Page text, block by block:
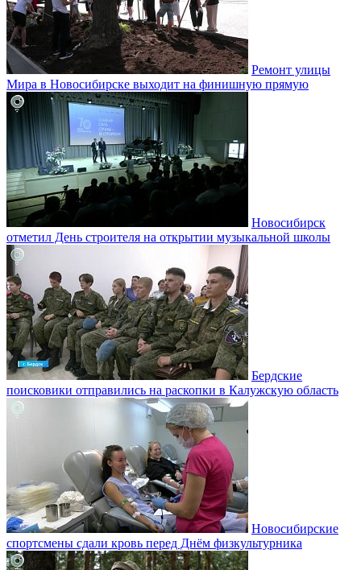
Ремонт улицы
Мира в Новосибирске выходит на финишную прямую
Новосибирск
отметил День строителя на открытии музыкальной школы
Бердские
поисковики отправились на раскопки в Калужскую область
Новосибирские
спортсмены сдали кровь перед Днём физкультурника